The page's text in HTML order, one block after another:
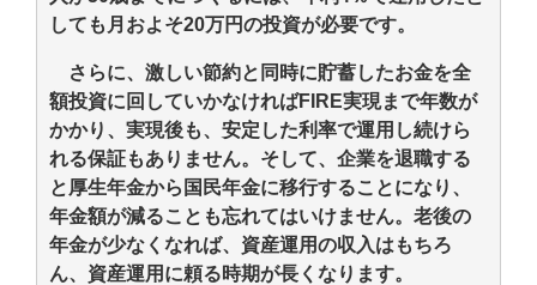
しても月およそ20万円の投資が必要です。
さらに、激しい節約と同時に貯蓄したお金を全
額投資に回していかなければFIRE実現まで年数が
かかり、実現後も、安定した利率で運用し続けら
れる保証もありません。そして、企業を退職する
と厚生年金から国民年金に移行することになり、
年金額が減ることも忘れてはいけません。老後の
年金が少なくなれば、資産運用の収入はもちろ
ん、資産運用に頼る時期が長くなります。